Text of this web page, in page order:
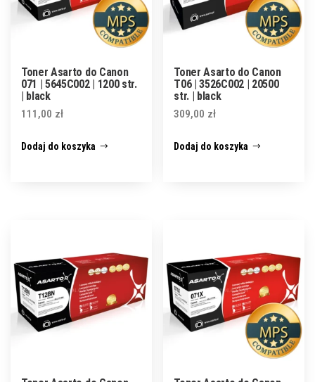
Toner Asarto do Canon
071 | 5645C002 | 1200 str.
| black
111,00 zł
Dodaj do koszyka
Toner Asarto do Canon
T06 | 3526C002 | 20500
str. | black
309,00 zł
Dodaj do koszyka